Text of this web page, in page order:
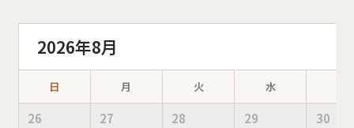
2026年8月
日 月 火 水
26 27 28 29 30